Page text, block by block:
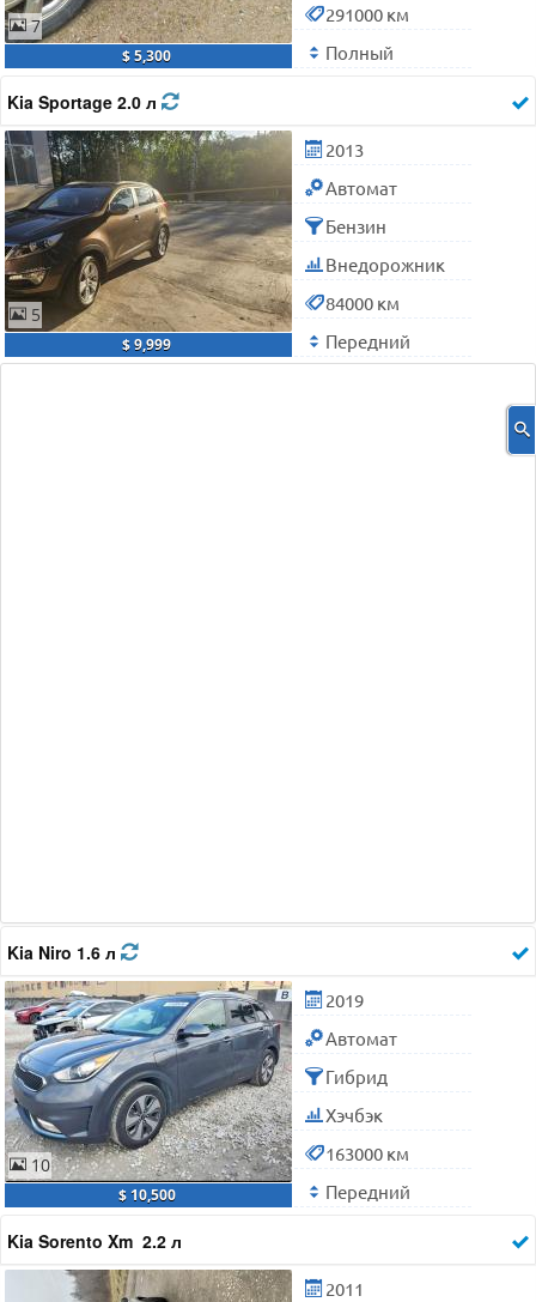
7
$ 5,300
291000 км
Полный
Kia Sportage 2.0 л
5
$ 9,999
2013
Автомат
Бензин
Внедорожник
84000 км
Передний
Kia Niro 1.6 л
10
$ 10,500
2019
Автомат
Гибрид
Хэчбэк
163000 км
Передний
Kia Sorento Xm 2.2 л
2011